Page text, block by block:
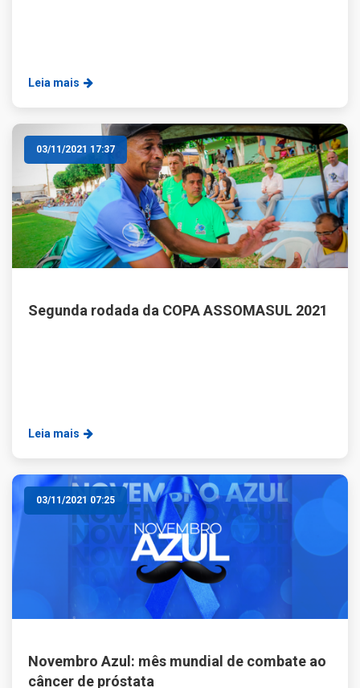
Leia mais
03/11/2021 17:37
Segunda rodada da COPA ASSOMASUL 2021
Leia mais
03/11/2021 07:25
Novembro Azul: mês mundial de combate ao
câncer de próstata